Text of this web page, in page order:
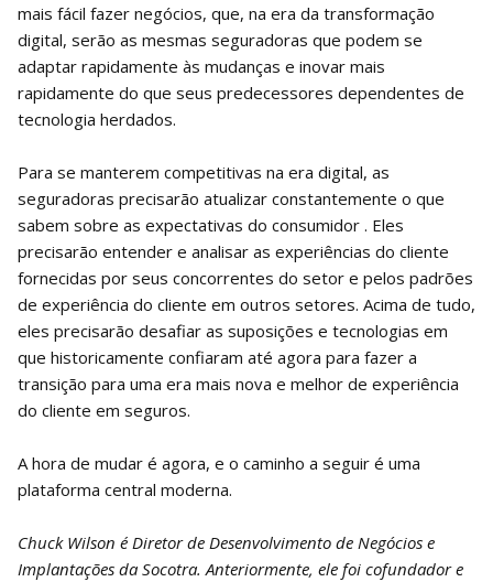
mais fácil fazer negócios, que, na era da transformação
digital, serão as mesmas seguradoras que podem se
adaptar rapidamente às mudanças e inovar mais
rapidamente do que seus predecessores dependentes de
tecnologia herdados.
Para se manterem competitivas na era digital, as
seguradoras precisarão atualizar constantemente o que
sabem sobre as expectativas do consumidor . Eles
precisarão entender e analisar as experiências do cliente
fornecidas por seus concorrentes do setor e pelos padrões
de experiência do cliente em outros setores. Acima de tudo,
eles precisarão desafiar as suposições e tecnologias em
que historicamente confiaram até agora para fazer a
transição para uma era mais nova e melhor de experiência
do cliente em seguros.
A hora de mudar é agora, e o caminho a seguir é uma
plataforma central moderna.
Chuck Wilson é Diretor de Desenvolvimento de Negócios e
Implantações da Socotra. Anteriormente, ele foi cofundador e